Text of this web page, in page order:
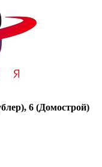
6 (Домострой)